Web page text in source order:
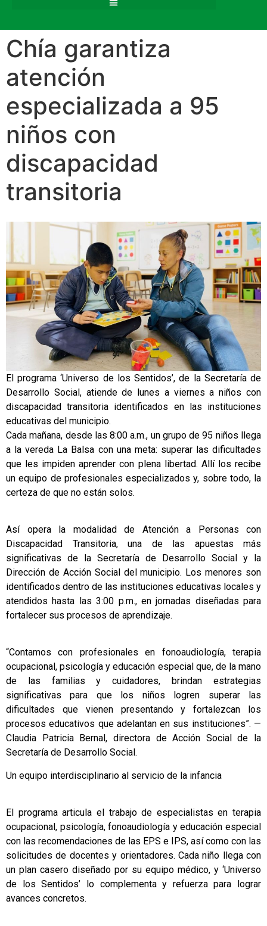
Chía garantiza
atención
especializada a 95
niños con
discapacidad
transitoria
El programa ‘Universo de los Sentidos’, de la Secretaría de
Desarrollo Social, atiende de lunes a viernes a niños con
discapacidad transitoria identificados en las instituciones
educativas del municipio.
Cada mañana, desde las 8:00 a.m., un grupo de 95 niños llega
a la vereda La Balsa con una meta: superar las dificultades
que les impiden aprender con plena libertad. Allí los recibe
un equipo de profesionales especializados y, sobre todo, la
certeza de que no están solos.
Así opera la modalidad de Atención a Personas con
Discapacidad Transitoria, una de las apuestas más
significativas de la Secretaría de Desarrollo Social y la
Dirección de Acción Social del municipio. Los menores son
identificados dentro de las instituciones educativas locales y
atendidos hasta las 3:00 p.m., en jornadas diseñadas para
fortalecer sus procesos de aprendizaje.
“Contamos con profesionales en fonoaudiología, terapia
ocupacional, psicología y educación especial que, de la mano
de las familias y cuidadores, brindan estrategias
significativas para que los niños logren superar las
dificultades que vienen presentando y fortalezcan los
procesos educativos que adelantan en sus instituciones”. —
Claudia Patricia Bernal, directora de Acción Social de la
Secretaría de Desarrollo Social.
Un equipo interdisciplinario al servicio de la infancia
El programa articula el trabajo de especialistas en terapia
ocupacional, psicología, fonoaudiología y educación especial
con las recomendaciones de las EPS e IPS, así como con las
solicitudes de docentes y orientadores. Cada niño llega con
un plan casero diseñado por su equipo médico, y ‘Universo
de los Sentidos’ lo complementa y refuerza para lograr
avances concretos.